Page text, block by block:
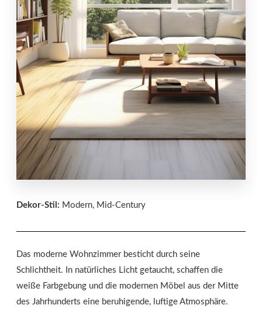
Dekor-Stil: Modern, Mid-Century
Das moderne Wohnzimmer besticht durch seine
Schlichtheit. In natürliches Licht getaucht, schaffen die
weiße Farbgebung und die modernen Möbel aus der Mitte
des Jahrhunderts eine beruhigende, luftige Atmosphäre.